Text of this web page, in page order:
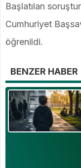
Başlatılan
Cumhuriyet
öğrenildi.
BENZER HABER